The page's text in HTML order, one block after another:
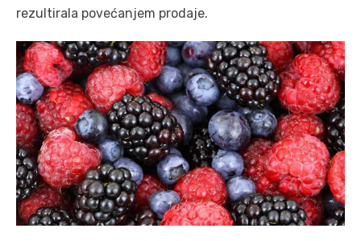
rezultirala povećanjem prodaje.